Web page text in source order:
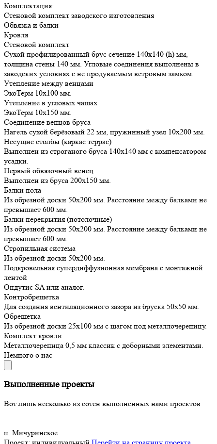
Комплектация:
Стеновой комплект заводского изготовления
Обвязка и балки
Кровля
Стеновой комплект
Сухой профилированный брус сечение 140х140 (h) мм,
толщина стены 140 мм. Угловые соединения выполнены в
заводских условиях с не продуваемым ветровым замком.
Утепление между венцами
ЭкоТерм 10х100 мм.
Утепление в угловых чашах
ЭкоТерм 10х150 мм.
Соединение венцов бруса
Нагель сухой берёзовый 22 мм, пружинный узел 10х200 мм.
Несущие столбы (каркас террас)
Выполнен из строганого бруса 140х140 мм с компенсатором
усадки.
Первый обвязочный венец
Выполнен из бруса 200х150 мм.
Балки пола
Из обрезной доски 50х200 мм. Расстояние между балками не
превышает 600 мм.
Балки перекрытия (потолочные)
Из обрезной доски 50х200 мм. Расстояние между балками не
превышает 600 мм.
Стропильная система
Из обрезной доски 50х200 мм.
Подкровельная супердиффузионная мембрана с монтажной
лентой
Ондутис SA или аналог.
Контробрешетка
Для создания вентиляционного зазора из бруска 50х50 мм.
Обрешетка
Из обрезной доски 25х100 мм с шагом под металлочерепицу.
Комплект кровли
Металлочерепица 0,5 мм классик с доборными элементами.
Немного о нас
Выполненные проекты
Вот лишь несколько из сотен выполненных нами проектов
п. Мичуринское